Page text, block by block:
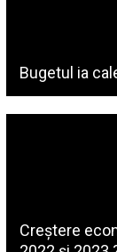
Bugetul ia
Creștere